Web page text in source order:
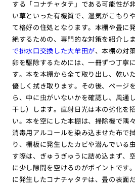
する「コナチャタテ」である可能性が
い草といった有機質で、湿気がこもり
て格好の住処となります。本棚や畳に
絶するための、専門的な対策を紹介しま
で排水口交換した大牟田が、本棚の対
卵を駆除するためには、一冊ずつ丁寧
す。本を本棚から全て取り出し、乾い
優しく拭き取ります。その後、ページ
ら、中に虫がいないかを確認し、風通
干し）します。直射日光は本の劣化を
い。本を空にした本棚は、掃除機で隅
消毒用アルコールを染み込ませた布で
り、棚板に発生したカビや潜んでいる
す際は、ぎゅうぎゅうに詰め込まず、
に少し隙間を空けるのがポイントです
に発生したコナチャタテは、畳の表面